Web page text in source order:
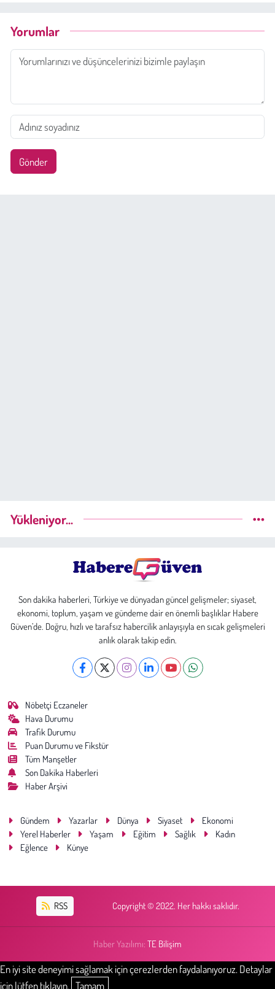
Yorumlar
Gönder
Yükleniyor...
Son dakika haberleri, Türkiye ve dünyadan güncel gelişmeler; siyaset,
ekonomi, toplum, yaşam ve gündeme dair en önemli başlıklar Habere
Güven’de. Doğru, hızlı ve tarafsız habercilik anlayışıyla en sıcak gelişmeleri
anlık olarak takip edin.
Nöbetçi Eczaneler
Hava Durumu
Trafik Durumu
Puan Durumu ve Fikstür
Tüm Manşetler
Son Dakika Haberleri
Haber Arşivi
Gündem Yazarlar Dünya Siyaset
Ekonomi
Yerel Haberler
Yaşam Eğitim Sağlık
Kadın
Eğlence
Künye
RSS Copyright © 2022. Her hakkı saklıdır.
Haber Yazılımı: TE Bilişim
En iyi site deneyimi sağlamak için çerezlerden faydalanıyoruz. Detaylar
için lütfen tıklayın. Tamam